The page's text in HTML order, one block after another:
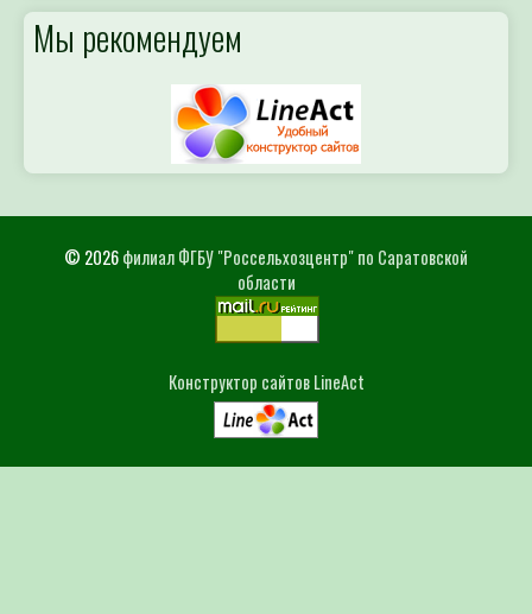
Мы рекомендуем
© 2026 филиал ФГБУ "Россельхозцентр" по Саратовской
области
Конструктор сайтов LineAct